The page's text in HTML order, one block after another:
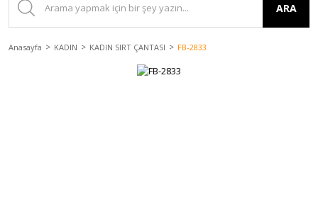
ARA
Anasayfa KADIN KADIN SIRT ÇANTASI FB-2833